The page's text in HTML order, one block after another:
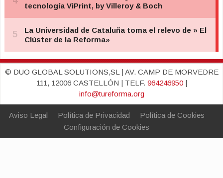
© DUO GLOBAL SOLUTIONS,SL | AV. CAMP DE MORVEDRE
111, 12006 CASTELLÓN | TELF. 964246950|
info@tureforma.org
Aviso Legal Política de Privacidad
Política de Cookies
Configuración de Cookies